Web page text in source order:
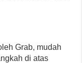
Grab, mudah
di atas